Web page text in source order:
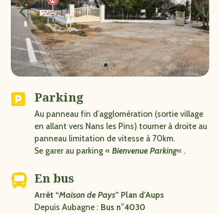
 Parking
Au panneau fin d’agglomération (sortie village
en allant vers Nans les Pins) tourner à droite au
panneau limitation de vitesse à 70km.
Se garer au parking « Bienvenue Parking« .
 En bus
Arrêt “Maison de Pays” Plan d’Aups
Depuis Aubagne : Bus n°4030